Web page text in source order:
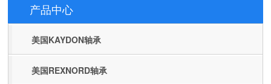
产品中心
Products
美国KAYDON轴承
美国REXNORD轴承